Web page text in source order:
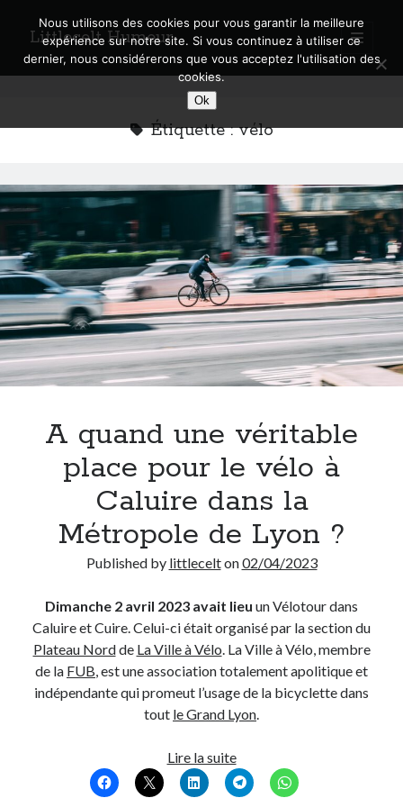
Littlecelt Humeur
open
primary
menu
Sidebar
Derniers articles
Municipales 2026 : Lyon, Métropole et Caluire, mon choix pour l’avenir
Explorez les Chemins Enchantés à Vélo : Aventures Familiales près de
Lyon !
Quel Lyonnais es-tu, Renaud Ducher ?
A quand une véritable place pour le vélo à Caluire dans la Métropole de
Lyon ?
Comment je vis ma vie sur un vélo
Derniers Commentaires
Entretien ménager dansT’as vu quoi ? #52
C’était pas mieux avant… à Lyon
littlecelt dans
Comment j’ai opéré ma vélorution toute personnelle
Anthony
dans Comment j’ai opéré ma vélorution toute personnelle
Renaud DucherdansComment j’ai opéré ma vélorution toute
Commentaires récents
Entretien ménager
dans
C’était pas mieux avant… à Lyon
Comment j’ai opéré ma vélorution toute personnelle
Renaud Ducherdans
Comment j’ai opéré ma vélorution toute
Étiquette :vélo
A quand une véritable
place pour le vélo à
Caluire dans la
Métropole de Lyon ?
Published by littlecelton02/04/2023
Dimanche 2 avril 2023 avait lieu un Vélotour dans
Caluire et Cuire. Celui-ci était organisé par la section du
Plateau Nordde La Ville à Vélo. La Ville à Vélo, membre
de la FUB, est une association totalement apolitique et
indépendante qui promeut l’usage de la bicyclette dans
tout le Grand Lyon.
Lire la suiteA
quand
une
Nous utilisons des cookies pour vous garantir la meilleure
expérience sur notre site. Si vous continuez à utiliser ce
dernier, nous considérerons que vous acceptez l'utilisation des
cookies.
Ok